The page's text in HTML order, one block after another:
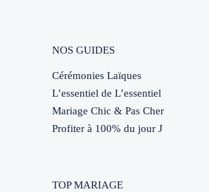
NOS GUIDES
Cérémonies Laïques
L’essentiel de L’essentiel
Mariage Chic & Pas Cher
Profiter à 100% du jour J
TOP MARIAGE